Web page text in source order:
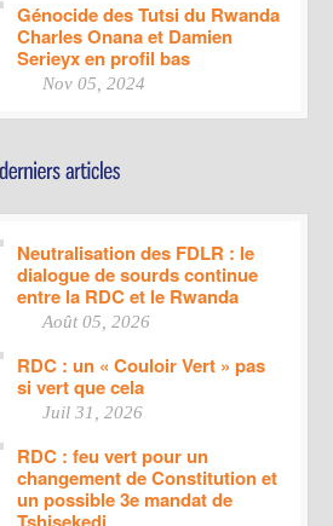
Génocide des Tutsi du Rwanda
Charles Onana et Damien
Serieyx en profil bas
Nov 05, 2024
Neutralisation des FDLR : le
dialogue de sourds continue
entre la RDC et le Rwanda
Août 05, 2026
RDC : un « Couloir Vert » pas
si vert que cela
Juil 31, 2026
RDC : feu vert pour un
changement de Constitution et
un possible 3e mandat de